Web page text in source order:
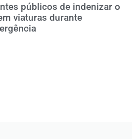
públicos de indenizar o
viaturas durante